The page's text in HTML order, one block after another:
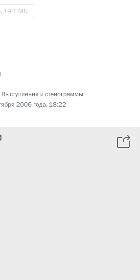
19.1 МБ
Выступления и стенограммы
2006 года, 18:22